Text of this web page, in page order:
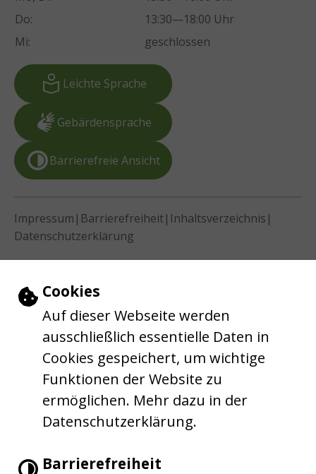
Einstellungen zu Cookies und
Cookies
Auf dieser Webseite werden
ausschließlich essentielle Daten in
Cookies gespeichert, um wichtige
Funktionen der Website zu
ermöglichen. Mehr dazu in der
Datenschutzerklärung.
Barrierefreiheit
Do:
13:30—18:00 Uhr
Mi:
geschlossen
Leichte Sprache
Gebärdensprache
Barrierefreie Ansicht
Impressum | Barrierefreiheit| Inhaltsverzeichnis |
Datenschutzerklärung